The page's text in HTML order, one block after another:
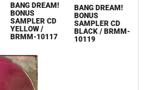
BANG DREAM!
BONUS
SAMPLER CD
YELLOW​ /
BRMM-10117
BANG DREAM!
BONUS
SAMPLER CD
BLACK / BRMM-
10119